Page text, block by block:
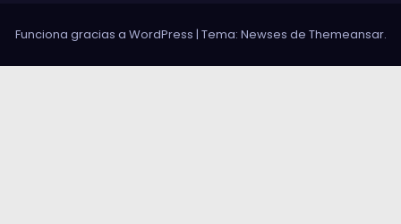
Funciona gracias a WordPress | Tema: Newses de Themeansar.